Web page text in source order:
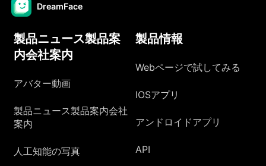
DreamFace
製品ニュース製品案
内会社案内
アバター動画
製品ニュース製品案内会社
案内
人工知能の写真
製品情報
Webページで試してみる
IOSアプリ
アンドロイドアプリ
API